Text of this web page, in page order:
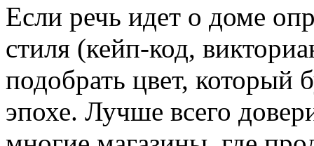
Если речь идет о доме
стиля (кейп-код,
подобрать цвет, который
эпохе. Лучше всего